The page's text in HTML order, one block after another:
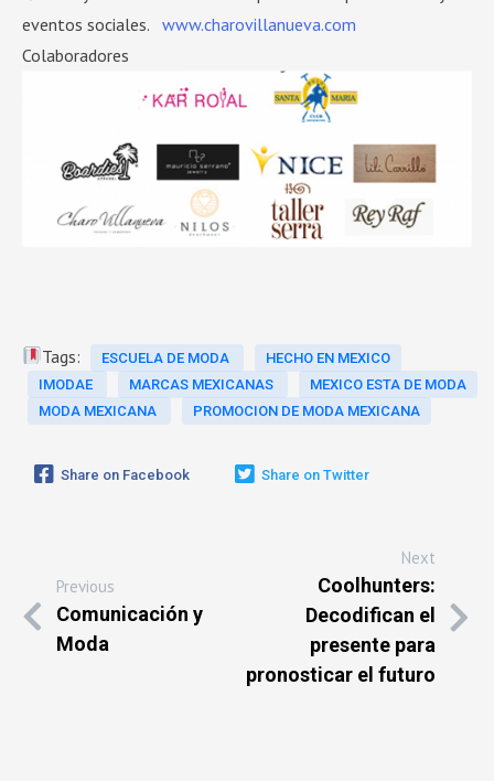
eventos sociales. www.charovillanueva.com
Colaboradores
Tags: ESCUELA DE MODA
HECHO EN MEXICO
IMODAE
MARCAS MEXICANAS
MEXICO ESTA DE MODA
MODA MEXICANA
PROMOCION DE MODA MEXICANA
Share on Facebook Share on Twitter
Previous
Comunicación y
Moda
Next
Coolhunters:
Decodifican el
presente para
pronosticar el futuro